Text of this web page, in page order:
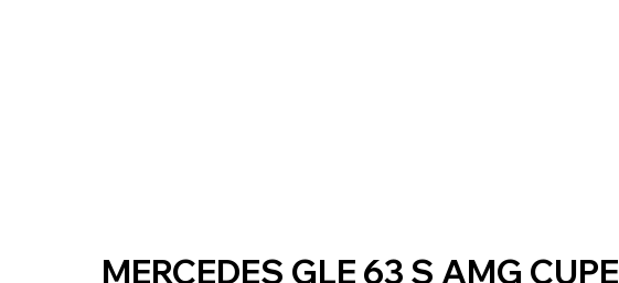
MERCEDES GLE 63 S AMG CUPE